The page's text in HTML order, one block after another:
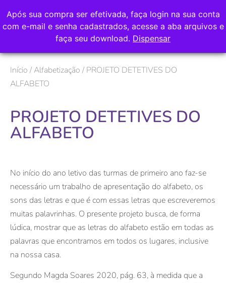
Após sua compra ser efetivada, faça login na sua conta
com e-mail e senha cadastrados, acesse a aba arquivos e
faça seu download. Dispensar
Início /Alfabetização / PROJETO DETETIVES DO
ALFABETO
PROJETO DETETIVES DO
ALFABETO
No início do ano letivo das turmas de primeiro ano faz-se
necessário um trabalho de apresentação do alfabeto, os
sons das letras e que é com essas letras que escreveremos
muitas palavrinhas. O presente projeto busca, de forma
lúdica, mostrar que as letras do alfabeto estão em todas as
palavras que encontramos em todos os lugares, inclusive
na nossa casa.
Segundo Magda Soares 2020, pág. 63, à medida que a